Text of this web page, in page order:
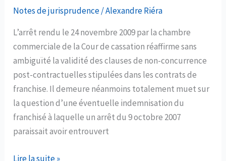
13-
novembre
2014,
n°
13-
24.658)
Notes de jurisprudence/Alexandre Riéra
L’arrêt rendu le 24 novembre 2009 par la chambre
commerciale de la Cour de cassation réaffirme sans
ambiguïté la validité des clauses de non-concurrence
post-contractuelles stipulées dans les contrats de
franchise. Il demeure néanmoins totalement muet sur
la question d’une éventuelle indemnisation du
franchisé à laquelle un arrêt du 9 octobre 2007
paraissait avoir entrouvert
Validité
Lire la suite »